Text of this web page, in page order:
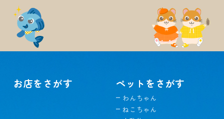
お店をさがす ペットをさがす
わんちゃん
ねこちゃん